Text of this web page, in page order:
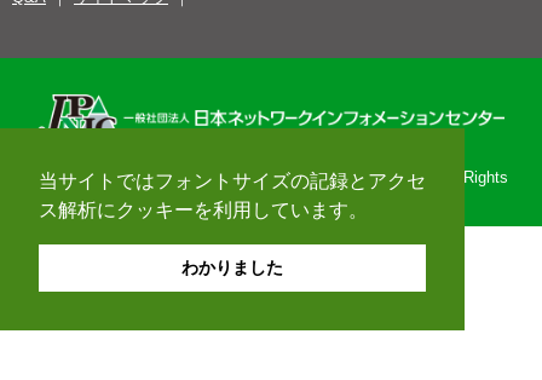
当サイトではフォントサイズの記録とアクセ
ス解析にクッキーを利用しています。
わかりました
Copyright© 1996-2026 Japan Network Information Center. All Rights
Reserved.